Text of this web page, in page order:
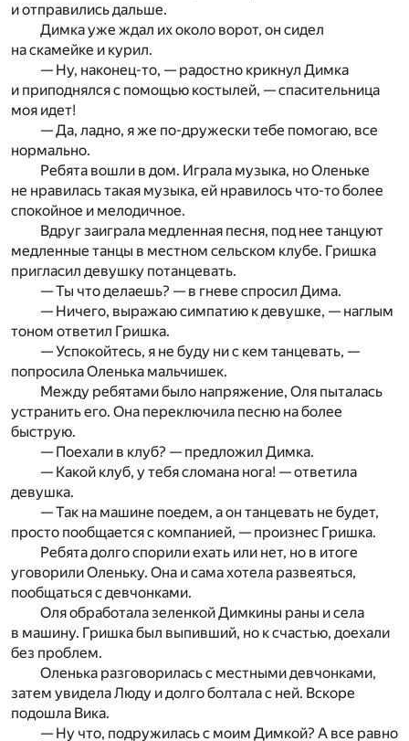
и отправились дальше.
Димка уже ждал их около ворот, он сидел
на скамейке и курил.
— Ну, наконец-то, — радостно крикнул Димка
и приподнялся с помощью костылей, — спасительница
моя идет!
— Да, ладно, я же по-дружески тебе помогаю, все
нормально.
Ребята вошли в дом. Играла музыка, но Оленьке
не нравилась такая музыка, ей нравилось что-то более
спокойное и мелодичное.
Вдруг заиграла медленная песня, под нее танцуют
медленные танцы в местном сельском клубе. Гришка
пригласил девушку потанцевать.
— Ты что делаешь? — в гневе спросил Дима.
— Ничего, выражаю симпатию к девушке, — наглым
тоном ответил Гришка.
— Успокойтесь, я не буду ни с кем танцевать, —
попросила Оленька мальчишек.
Между ребятами было напряжение, Оля пыталась
устранить его. Она переключила песню на более
быструю.
— Поехали в клуб? — предложил Димка.
— Какой клуб, у тебя сломана нога! — ответила
девушка.
— Так на машине поедем, а он танцевать не будет,
просто пообщается с компанией, — произнес Гришка.
Ребята долго спорили ехать или нет, но в итоге
уговорили Оленьку. Она и сама хотела развеяться,
пообщаться с девчонками.
Оля обработала зеленкой Димкины раны и села
в машину. Гришка был выпивший, но к счастью, доехали
без проблем.
Оленька разговорилась с местными девчонками,
затем увидела Люду и долго болтала с ней. Вскоре
подошла Вика.
— Ну что, подружилась с моим Димкой? А все равно